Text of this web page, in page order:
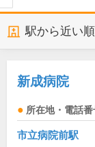
駅から近い
新成病院
所在地・電話番
市立病院前駅